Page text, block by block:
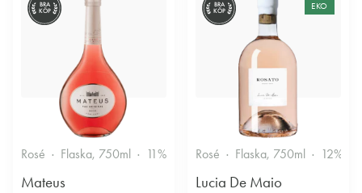
BRA
KÖP
Rosé Flaska, 750ml 11% Fruktigt & Smakrikt
Mateus
BRA
KÖP
EKO
Rosé Flaska, 750ml 12%
Lucia De Maio